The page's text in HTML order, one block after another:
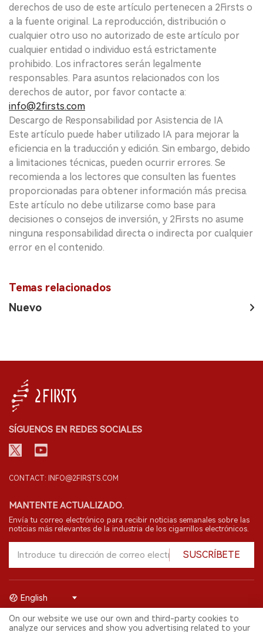
derechos de uso de este artículo pertenecen a 2Firsts o
a la fuente original. La reproducción, distribución o
cualquier otro uso no autorizado de este artículo por
cualquier entidad o individuo está estrictamente
prohibido. Los infractores serán legalmente
responsables. Para asuntos relacionados con los
derechos de autor, por favor contacte a:
info@2firsts.com
Descargo de Responsabilidad por Asistencia de IA
Este artículo puede haber utilizado IA para mejorar la
eficiencia en la traducción y edición. Sin embargo, debido
a limitaciones técnicas, pueden ocurrir errores. Se
recomienda a los lectores que consulten las fuentes
proporcionadas para obtener información más precisa.
Este artículo no debe utilizarse como base para
decisiones o consejos de inversión, y 2Firsts no asume
ninguna responsabilidad directa o indirecta por cualquier
error en el contenido.
Temas relacionados
Nuevo
SÍGUENOS EN REDES SOCIALES
CONTACT: INFO@2FIRSTS.COM
MANTENTE ACTUALIZADO.
Envía tu correo electrónico para recibir noticias semanales sobre las
noticias más relevantes de la industria de los cigarrillos electrónicos.
SUSCRÍBETE
© 2026 Shenzhen 2FIRSTS Technology Co.,Ltd. Todos los derechos
reservados.
English
On our website we use our own and third-party cookies to
analyze our services and show you advertising related to your